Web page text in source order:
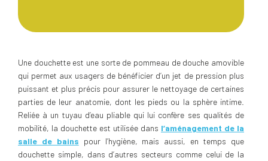
Une douchette est une sorte de pommeau de douche amovible
qui permet aux usagers de bénéficier d’un jet de pression plus
puissant et plus précis pour assurer le nettoyage de certaines
parties de leur anatomie, dont les pieds ou la sphère intime.
Reliée à un tuyau d’eau pliable qui lui confère ses qualités de
mobilité, la douchette est utilisée dans l’aménagement de la
salle de bains pour l’hygiène, mais aussi, en temps que
douchette simple, dans d’autres secteurs comme celui de la